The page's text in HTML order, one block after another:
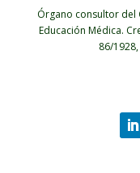
Órgano consultor del
Educación Médica.
86/